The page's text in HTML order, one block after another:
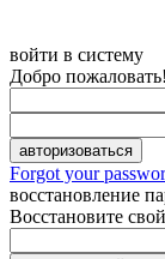
войти в систему
Добро
Forgot your
восстановление
Восстановите